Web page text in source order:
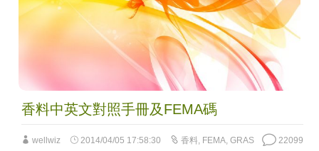
香料中英文對照手冊及FEMA碼
wellwiz 2014/04/05 17:58:30 香料, FEMA, GRAS 22099